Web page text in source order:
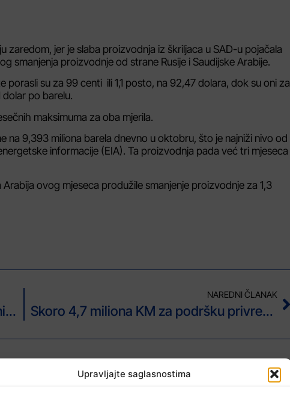
Upravljajte saglasnostima
jer je slaba proizvodnja iz škriljaca u SAD-u pojačala
smanjenja proizvodnje od strane Rusije i Saudijske Arabije.
su za 99 centi ili 1,1 posto, na 92,47 dolara, dok su oni za
po barelu.
maksimuma za oba mjerila.
9,393 miliona barela dnevno u oktobru, što je najniži nivo od
informacije (EIA). Ta proizvodnja pada već tri mjeseca
ovog mjeseca produžile smanjenje proizvodnje za 1,3
Belgijski grad Genk zatvara sve kladionice, navodeći rizik od siromaštva i mentalnih problema
NAREDNI ČLANAK
Skoro 4,7 miliona KM za podršku privrednicima i obrtnicima